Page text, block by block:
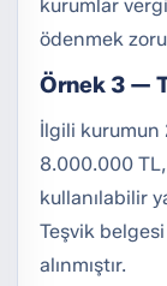
kurumlar
ödenmek
Örnek 3 —
İlgili kurumun
8.000.000
kullanılabilir
Teşvik
alınmıştır.